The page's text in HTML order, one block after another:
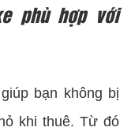
phù hợp với
bạn không bị
khi thuê. Từ đó